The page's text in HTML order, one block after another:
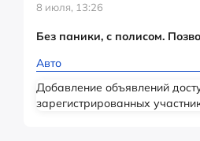
8 июля, 13:26
Без паники, с полисом.
Авто
Добавление объявлений
зарегистрированных